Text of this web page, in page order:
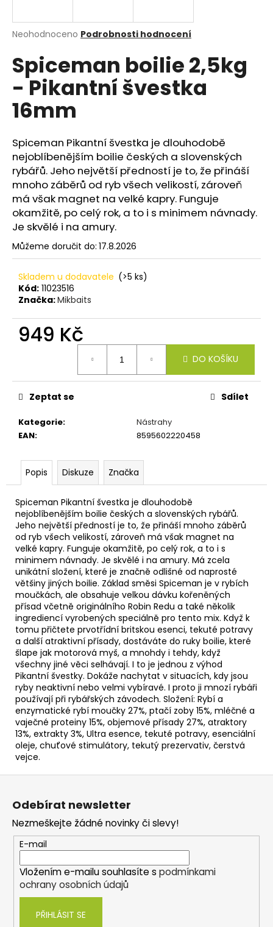
Průměrné
produktu
je
z
5
hvězdiček.
Neohodnoceno Podrobnosti hodnocení
Spiceman boilie 2,5kg
- Pikantní švestka
16mm
Spiceman Pikantní švestka je dlouhodobě
nejoblíbenějším boilie českých a slovenských
rybářů. Jeho největší předností je to, že přináší
mnoho záběrů od ryb všech velikostí, zároveň
má však magnet na velké kapry. Funguje
okamžitě, po celý rok, a to i s minimem návnady.
Je skvělé i na amury.
Můžeme doručit do: 17.8.2026
Skladem u dodavatele (>5 ks)
Kód: 11023516
Značka:Mikbaits
949 Kč
DO KOŠÍKU
Kategorie:
Nástrahy
EAN: 8595602220458
Zeptat se Sdílet
Popis Diskuze Značka
Spiceman Pikantní švestka je dlouhodobě
nejoblíbenějším boilie českých a slovenských rybářů.
Jeho největší předností je to, že přináší mnoho záběrů
od ryb všech velikostí, zároveň má však magnet na
velké kapry. Funguje okamžitě, po celý rok, a to i s
minimem návnady. Je skvělé i na amury. Má zcela
unikátní složení, které je značně odlišné od naprosté
většiny jiných boilie. Základ směsi Spiceman je v rybích
moučkách, ale obsahuje velkou dávku kořeněných
přísad včetně originálního Robin Redu a také několik
ingrediencí vyrobených speciálně pro tento mix. Když k
tomu přičtete prvotřídní britskou esenci, tekuté potravy
a další atraktivní přísady, dostáváte do ruky boilie, které
šlape jak motorová myš, a mnohdy i tehdy, když
všechny jiné věci selhávají. I to je jednou z výhod
Pikantní švestky. Dokáže nachytat v situacích, kdy jsou
ryby neaktivní nebo velmi vybíravé. I proto ji mnozí rybáři
používají při rybářských závodech. Složení: Rybí a
enzymatické rybí moučky 27%, ptačí zoby 15%, mléčné a
vaječné proteiny 15%, objemové přísady 27%, atraktory
13%, extrakty 3%, Ultra esence, tekuté potravy, esenciální
oleje, chuťové stimulátory, tekutý prezervativ, čerstvá
vejce.
j
t
?
HLEDAT
D
o
p
o
r
u
č
u
e
m
V1
159
Kč
Z
Odebírat newsletter
Nezmeškejte žádné novinky či slevy!
E-mail
Vložením e-mailu souhlasíte s podmínkami
ochrany osobních údajů
PŘIHLÁSIT SE